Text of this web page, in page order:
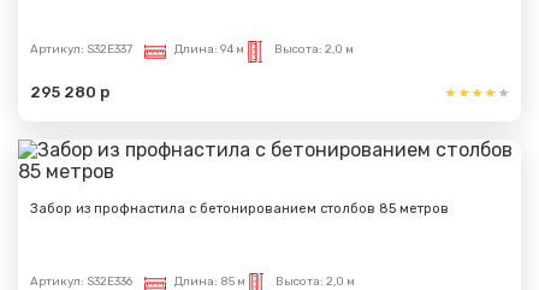
Артикул: S32E337 Длина: 94 м Высота: 2,0 м
295 280 р
Забор из профнастила с бетонированием столбов 85 метров
Артикул: S32E336 Длина: 85 м Высота: 2,0 м